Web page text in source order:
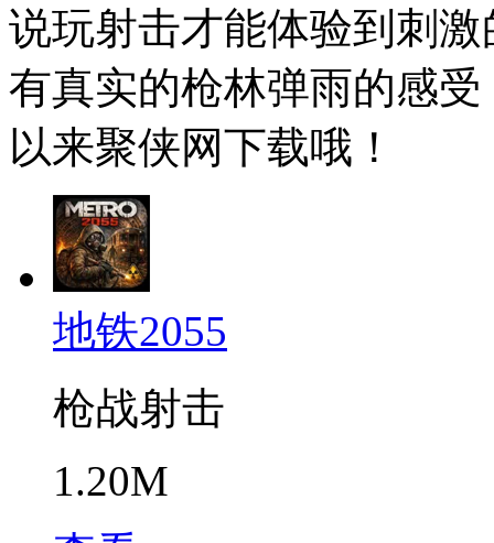
说玩射击才能体验到刺
有真实的枪林弹雨的感
以来聚侠网下载哦！
地铁2055
枪战射击
1.20M